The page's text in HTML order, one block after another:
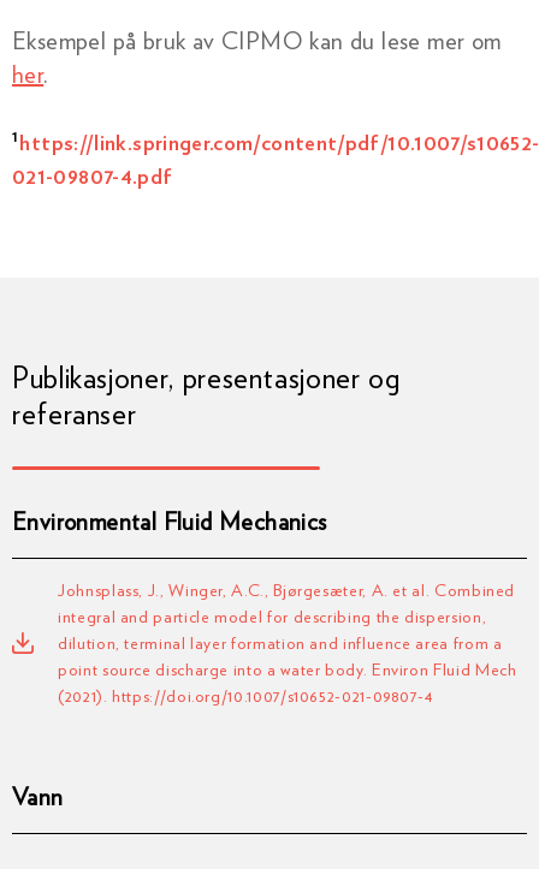
Eksempel på bruk av CIPMO kan du lese mer om
her.
1 https://link.springer.com/content/pdf/10.1007/s10652-
021-09807-4.pdf
Publikasjoner, presentasjoner og
referanser
Environmental Fluid Mechanics
Johnsplass, J., Winger, A.C., Bjørgesæter, A. et al. Combined
integral and particle model for describing the dispersion,
dilution, terminal layer formation and influence area from a
point source discharge into a water body. Environ Fluid Mech
(2021). https://doi.org/10.1007/s10652-021-09807-4
Vann